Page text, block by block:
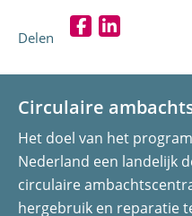
Delen
e
e
n
o
p
F
e
e
n
o
p
L
Circulaire
Het doel van het
Nederland een landelijk
circulaire
hergebruik en reparatie